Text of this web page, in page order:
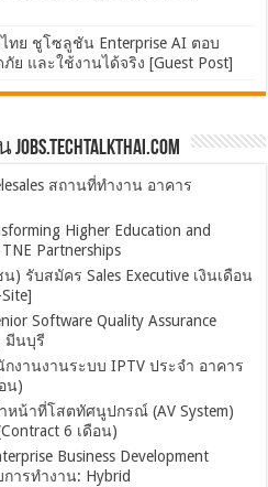
ทย ชูโซลูชัน Enterprise AI ตอบ
ย และใช้งานได้จริง [Guest Post]
สถานที่ทำงาน อาคาร
Higher Education and
Partnerships
รับสมัคร Sales Executive เงินเดือน
Software Quality Assurance
มีนบุรี
งานงานระบบ IPTV ประจำ อาคาร
น)
หน้าที่โสตทัศนูปกรณ์ (AV System)
6 เดือน)
Business Development
ารทำงาน: Hybrid